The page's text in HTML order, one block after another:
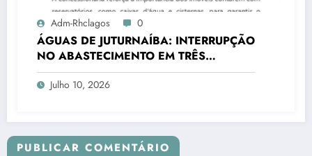
Adm-Rhclagos 0
ÁGUAS DE JUTURNAÍBA: INTERRUPÇÃO
NO ABASTECIMENTO EM TRÊS
CIDADES
Julho 10, 2026
PUBLICAR COMENTÁRIO